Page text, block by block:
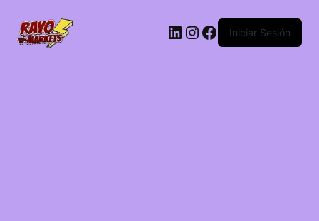
LinkedIn
Instagram
Facebook
Iniciar Sesión